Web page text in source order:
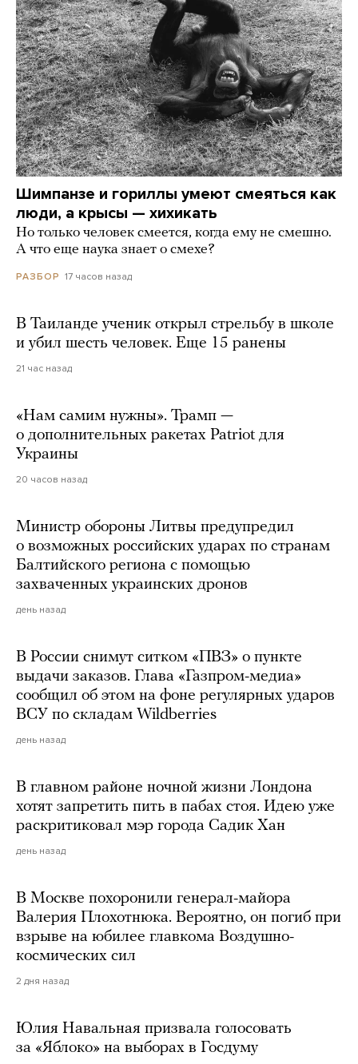
Шимпанзе и гориллы умеют смеяться как
люди, а крысы — хихикать
Но только человек смеется, когда ему не смешно.
А что еще наука знает о смехе?
РАЗБОР 17 часов назад
В Таиланде ученик открыл стрельбу в школе
и убил шесть человек. Еще 15 ранены
21 час назад
«Нам самим нужны». Трамп —
о дополнительных ракетах Patriot для
Украины
20 часов назад
Министр обороны Литвы предупредил
о возможных российских ударах по странам
Балтийского региона с помощью
захваченных украинских дронов
день назад
В России снимут ситком «ПВЗ» о пункте
выдачи заказов. Глава «Газпром-медиа»
сообщил об этом на фоне регулярных ударов
ВСУ по складам Wildberries
день назад
В главном районе ночной жизни Лондона
хотят запретить пить в пабах стоя. Идею уже
раскритиковал мэр города Садик Хан
день назад
В Москве похоронили генерал-майора
Валерия Плохотнюка. Вероятно, он погиб при
взрыве на юбилее главкома Воздушно-
космических сил
2 дня назад
Юлия Навальная призвала голосовать
за «Яблоко» на выборах в Госдуму